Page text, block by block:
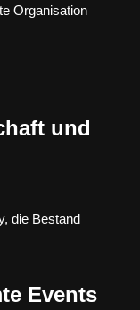
Organisation
und
die Bestand
Events